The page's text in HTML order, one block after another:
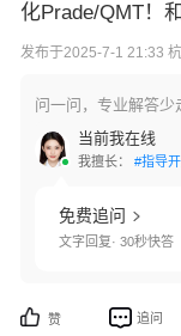
化Prade/QMT！
发布于2025-7-1 21:33
问一问，专业解答少
当前我在线
我擅长： #指导
免费追问
文字回复· 30秒快答
赞 追问